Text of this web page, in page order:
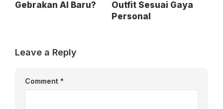
Gebrakan AI Baru?
Outfit Sesuai Gaya
Personal
Leave a Reply
Comment *